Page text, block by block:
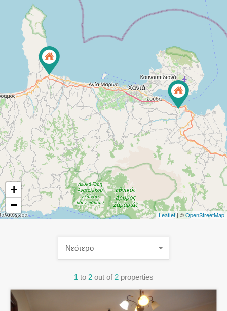
+
−
Leaflet | ©OpenStreetMap
1 to 2 out of 2 properties
Νεότερο